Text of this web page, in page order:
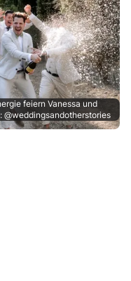
feiern Vanessa und
@weddingsandotherstories